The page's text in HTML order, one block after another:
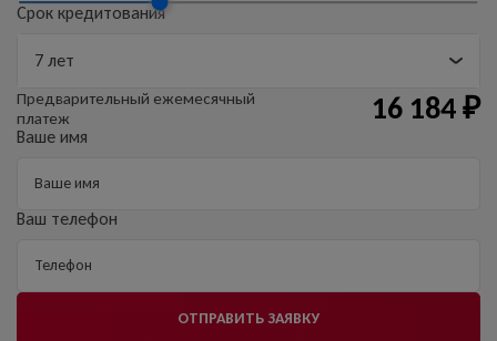
Срок кредитования
Предварительный ежемесячный
платеж
16 184₽
Ваше имя
Ваш телефон
ОТПРАВИТЬ ЗАЯВКУ